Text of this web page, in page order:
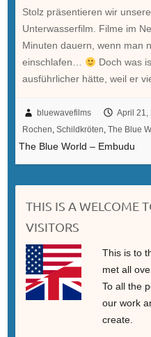
Stolz präsentieren wir
Unterwasserfilm. Filme im
Minuten dauern, wenn man
einschlafen…
Doch was
ausführlicher hätte, weil er
bluewavefilms April 21,
Rochen, Schildkröten, The Blue
The Blue World – Embudu
THIS IS A WELCOME
VISITORS
This is to
met all
To all the
our work
create.